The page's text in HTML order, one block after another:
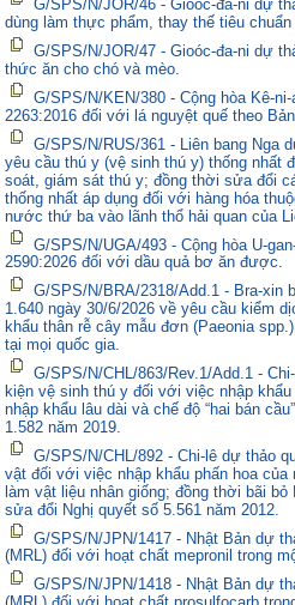
G/SPS/N/JOR/46 - Gioóc-đa-ni dự
dùng làm thực phẩm, thay thế tiêu
G/SPS/N/JOR/47 - Gioóc-đa-ni dự
thức ăn cho chó và mèo.
G/SPS/N/KEN/380 - Cộng hòa Kê-
2263:2016 đối với lá nguyệt quế theo
G/SPS/N/RUS/361 - Liên bang Nga
yêu cầu thú y (vệ sinh thú y) thống nhất
soát, giám sát thú y; đồng thời sửa đổi
thống nhất áp dụng đối với hàng hóa
nước thứ ba vào lãnh thổ hải quan của
G/SPS/N/UGA/493 - Cộng hòa U-
2590:2026 đối với dầu quả bơ ăn được.
G/SPS/N/BRA/2318/Add.1 - Bra-xin
1.640 ngày 30/6/2026 về yêu cầu kiểm
khẩu thân rễ cây mẫu đơn (Paeonia
tại mọi quốc gia.
G/SPS/N/CHL/863/Rev.1/Add.1 -
kiện vệ sinh thú y đối với việc nhập
nhập khẩu lâu dài và chế độ “hai bán
1.582 năm 2019.
G/SPS/N/CHL/892 - Chi-lê dự thảo
vật đối với việc nhập khẩu phấn hoa
làm vật liệu nhân giống; đồng thời bãi
sửa đổi Nghị quyết số 5.561 năm 2012.
G/SPS/N/JPN/1417 - Nhật Bản dự
(MRL) đối với hoạt chất mepronil trong
G/SPS/N/JPN/1418 - Nhật Bản dự